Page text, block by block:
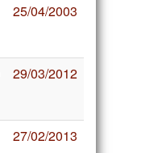
25/04/2003
29/03/2012
27/02/2013